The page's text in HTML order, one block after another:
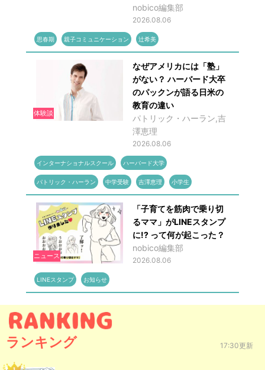
nobico編集部
2026.08.06
思春期 親子コミュニケーション 辻希美
体験談
なぜアメリカには「塾」
がない？ ハーバード大卒
のパックンが語る日米の
教育の違い
パトリック・ハーラン,吉
澤恵理
2026.08.06
インターナショナルスクール ハーバード大学
パトリック・ハーラン 中学受験 吉澤恵理 小学生
ニュース
「子育てを筋肉で乗り切
るママ」がLINEスタンプ
に!? って何が起こった？
nobico編集部
2026.08.06
LINEスタンプ お知らせ
ランキング 17:30更新